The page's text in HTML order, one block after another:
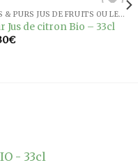
Ajouter
à la
JUS & PURS JUS DE FRUITS OU LÉGUMES
Jus de citron Bio – 33cl
€
- 33cl